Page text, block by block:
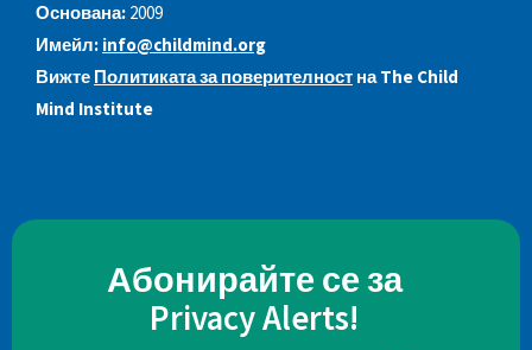
Основана: 2009
Имейл: info@childmind.org
Вижте Политиката за поверителност на The Child
Mind Institute
Абонирайте се за
Privacy Alerts!